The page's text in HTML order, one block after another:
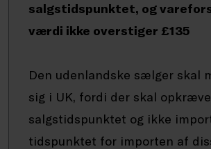
salgstidspunktet, og
værdi ikke overstiger £135
Den udenlandske sælger skal
sig i UK, fordi der skal
salgstidspunktet og ikke
tidspunktet for importen af